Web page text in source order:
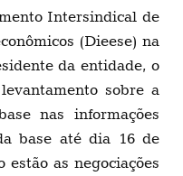
Intersindical de
(Dieese) na
da entidade, o
sobre a
nas informações
base até dia 16 de
as negociações